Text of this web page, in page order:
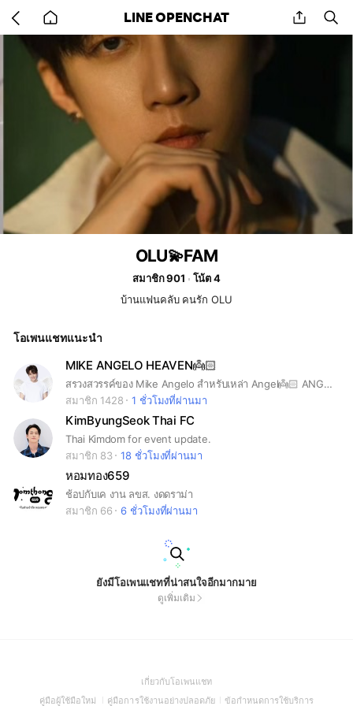
back
to
home
LINE OPENCHAT share
OLU💫FAM
สมาชิก 901
โน้ต 4
บ้านแฟนคลับ คนรัก OLU
โอเพนแชทแนะนำ
MIKE ANGELO HEAVEN👼🏻
สรวงสวรรค์ของ Mike Angelo สำหรับเหล่า Angel👼🏻 ANGEL COLOR CODE: 💙BLUE💙
สมาชิก 1428
1 ชั่วโมงที่ผ่านมา
KimByungSeok Thai FC
Thai Kimdom for event update.
สมาชิก 83
18 ชั่วโมงที่ผ่านมา
หอมทอง659
ช้อปกับเค งาน ลขส. งดดราม่า
สมาชิก 66
6 ชั่วโมงที่ผ่านมา
ยังมีโอเพนแชทที่น่าสนใจอีกมากมาย
ดูเพิ่มเติม
เกี่ยวกับโอเพนแชท(Open
in
คู่มือผู้ใช้มือใหม่ (Open
คู่มือการใช้งานอย่างปลอดภัย(Open
ข้อกำหนดการใช้บริการ(Open